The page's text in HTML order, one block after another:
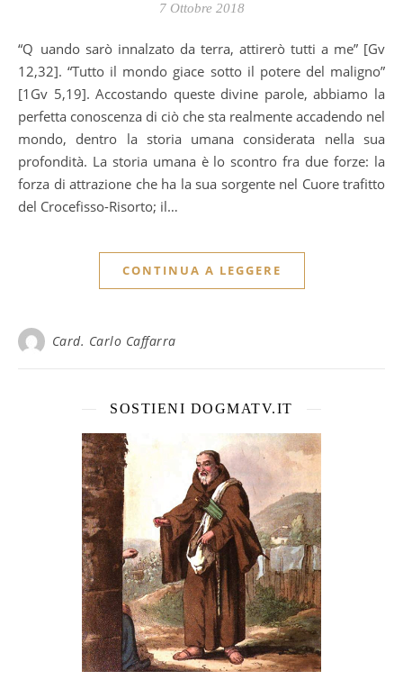
7 Ottobre 2018
“Quando sarò innalzato da terra, attirerò tutti a me” [Gv
12,32]. “Tutto il mondo giace sotto il potere del maligno”
[1Gv 5,19]. Accostando queste divine parole, abbiamo la
perfetta conoscenza di ciò che sta realmente accadendo nel
mondo, dentro la storia umana considerata nella sua
profondità. La storia umana è lo scontro fra due forze: la
forza di attrazione che ha la sua sorgente nel Cuore trafitto
del Crocefisso-Risorto; il…
CONTINUA A LEGGERE
Card. Carlo Caffarra
SOSTIENI DOGMATV.IT